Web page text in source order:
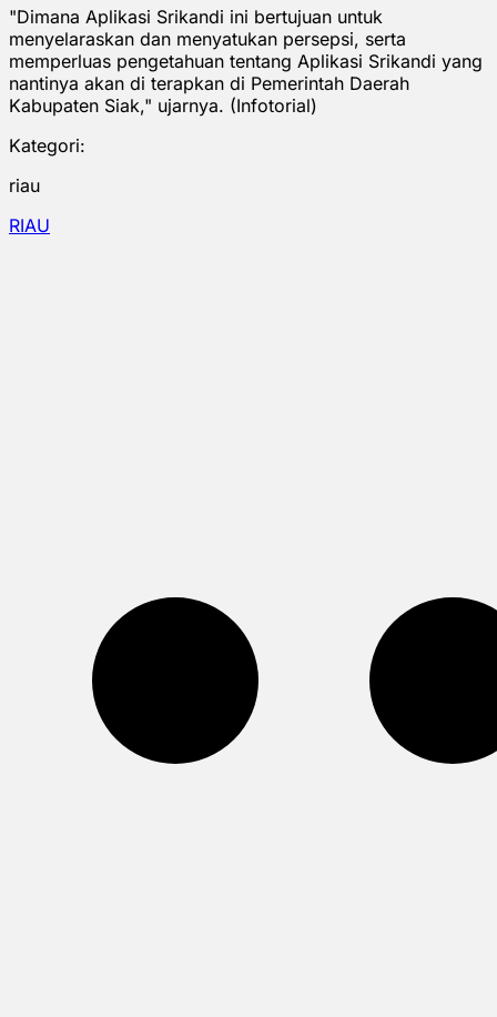
"Dimana Aplikasi Srikandi ini bertujuan untuk
menyelaraskan dan menyatukan persepsi, serta
memperluas pengetahuan tentang Aplikasi Srikandi yang
nantinya akan di terapkan di Pemerintah Daerah
Kabupaten Siak," ujarnya. (Infotorial)
Kategori:
riau
RIAU